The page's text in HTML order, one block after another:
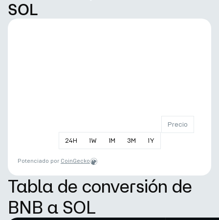
SOL
24H 1W 1M 3M 1Y
Precio
Potenciado por CoinGecko
Tabla de conversión de
BNB a SOL